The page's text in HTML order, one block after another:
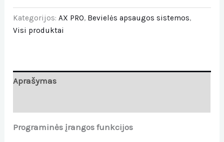
Kategorijos:AX PRO, Bevielės apsaugos sistemos,
Visi produktai
Aprašymas
Programinės įrangos funkcijos